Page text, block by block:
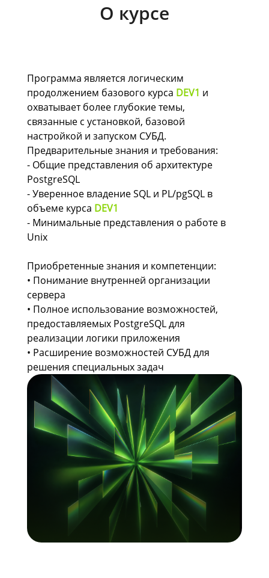
О курсе
Программа является логическим
продолжением базового курса DEV1 и
охватывает более глубокие темы,
связанные с установкой, базовой
настройкой и запуском СУБД.
Предварительные знания и требования:
- Общие представления об архитектуре
PostgreSQL
- Уверенное владение SQL и PL/pgSQL в
объеме курса DEV1
- Минимальные представления о работе в
Unix
Приобретенные знания и компетенции:
• Понимание внутренней организации
сервера
• Полное использование возможностей,
предоставляемых PostgreSQL для
реализации логики приложения
• Расширение возможностей СУБД для
решения специальных задач